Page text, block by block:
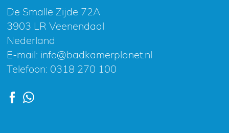
De Smalle Zijde 72A
3903 LR Veenendaal
Nederland
E-mail: info@badkamerplanet.nl
Telefoon: 0318 270 100